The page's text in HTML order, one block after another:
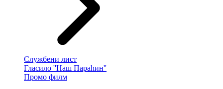
Службени лист
Гласило ''Наш Параћин''
Промо филм